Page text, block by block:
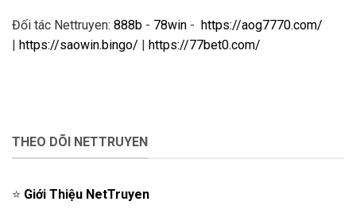
Đối tác Nettruyen: 888b - 78win - https://aog7770.com/
| https://saowin.bingo/ | https://77bet0.com/
THEO DÕI NETTRUYEN
⭐️ Giới Thiệu NetTruyen